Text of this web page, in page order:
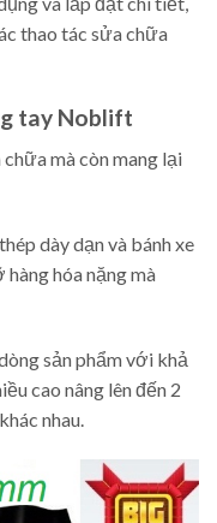
thao tác sửa chữa
tay Noblift
mà còn mang lại
dày dạn và bánh xe
hóa nặng mà
sản phẩm với khả
cao nâng lên đến 2
nhau.